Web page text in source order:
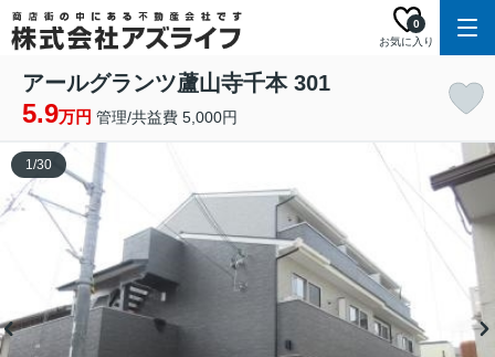
お気に入り
0
アールグランツ蘆山寺千本 301
5.9万円 管理/共益費 5,000円
1/30